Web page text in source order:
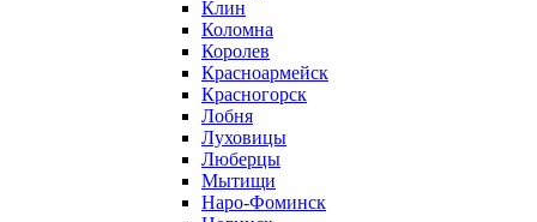
Клин
Коломна
Королев
Красноармейск
Красногорск
Лобня
Луховицы
Люберцы
Мытищи
Наро-Фоминск